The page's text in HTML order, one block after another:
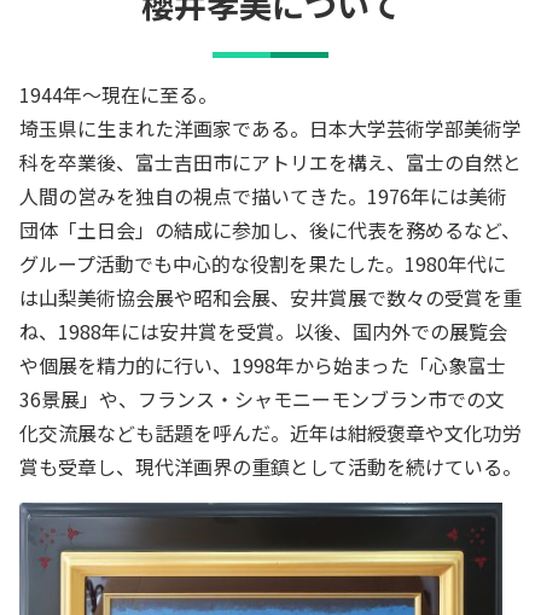
1944年～現在に至る。
埼玉県に生まれた洋画家である。日本大学芸術学部美術学
科を卒業後、富士吉田市にアトリエを構え、富士の自然と
人間の営みを独自の視点で描いてきた。1976年には美術
団体「土日会」の結成に参加し、後に代表を務めるなど、
グループ活動でも中心的な役割を果たした。1980年代に
は山梨美術協会展や昭和会展、安井賞展で数々の受賞を重
ね、1988年には安井賞を受賞。以後、国内外での展覧会
や個展を精力的に行い、1998年から始まった「心象富士
36景展」や、フランス・シャモニーモンブラン市での文
化交流展なども話題を呼んだ。近年は紺綬褒章や文化功労
賞も受章し、現代洋画界の重鎮として活動を続けている。